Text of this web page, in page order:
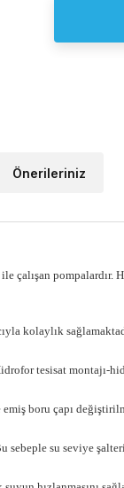
Önerileriniz
çalışan
kolaylık
tesisat montajı-
boru çapı
su seviye